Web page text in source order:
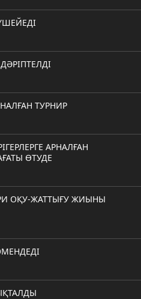
ТУРНИР
АРНАЛҒАН
ӨТУДЕ
ОҚУ-ЖАТТЫҒУ ЖИЫНЫ